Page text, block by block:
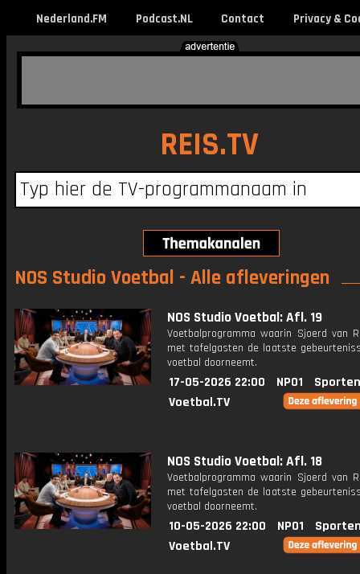
Nederland.FM Podcast.NL Contact Privacy &
REIS.TV
NOS Studio Voetbal - Alle afleveringen
NOS Studio Voetbal: Afl. 19
Voetbalprogramma waarin Sjoerd van
met tafelgasten de laatste
voetbal doorneemt.
17-05-2026 22:00 NPO1
Voetbal.TV
NOS Studio Voetbal: Afl. 18
Voetbalprogramma waarin Sjoerd van
met tafelgasten de laatste
voetbal doorneemt.
10-05-2026 22:00 NPO1
Voetbal.TV